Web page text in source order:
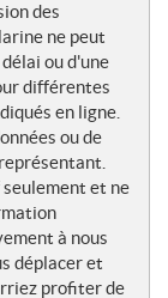
des
ne peut
ou d'une
différentes
en ligne.
ou de
et ne
à nous
déplacer et
profiter de